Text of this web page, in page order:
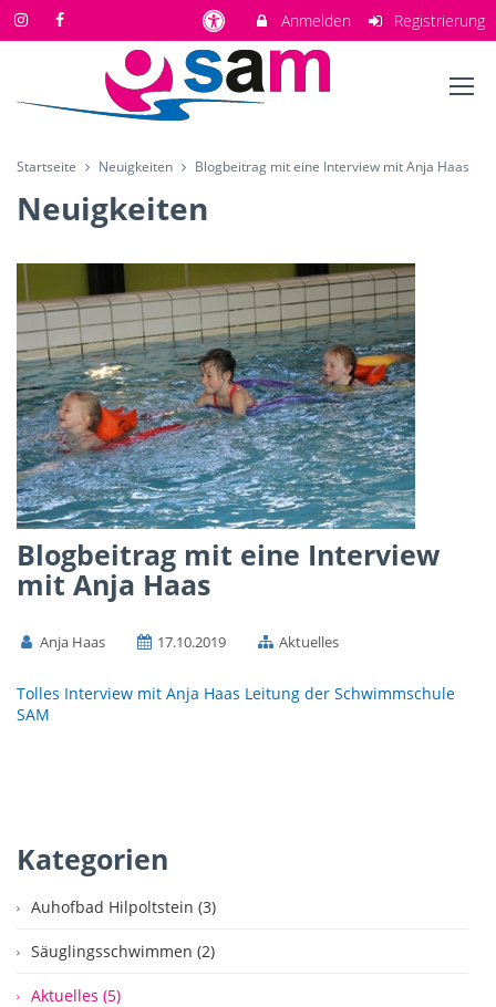
Anmelden Registrierung
Startseite Neuigkeiten Blogbeitrag mit eine Interview mit Anja Haas
Neuigkeiten
Blogbeitrag mit eine Interview
mit Anja Haas
Anja Haas 17.10.2019 Aktuelles
Tolles Interview mit Anja Haas Leitung der Schwimmschule
SAM
Kategorien
Auhofbad Hilpoltstein (3)
Säuglingsschwimmen (2)
Aktuelles (5)